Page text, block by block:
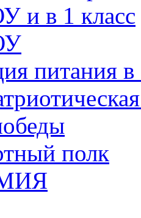
и в 1 класс
питания
полк